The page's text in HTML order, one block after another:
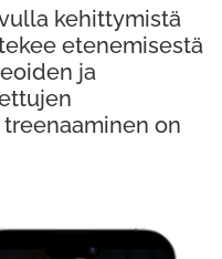
kehittymistä
etenemisestä
ja
on